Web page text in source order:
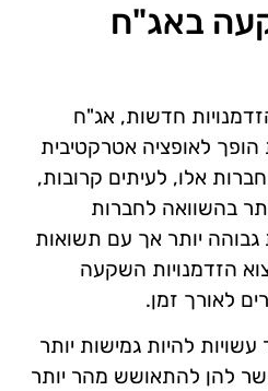
באג"ח
חדשות, אג"ח
לאופציה אטרקטיבית
אלו, לעיתים קרובות,
בהשוואה לחברות
גבוהה יותר אך עם תשואות
הזדמנויות השקעה
לאורך זמן.
להיות גמישות יותר
להן להתאושש מהר יותר